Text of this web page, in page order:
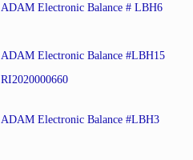
ADAM Electronic Balance # LBH6
ADAM Electronic Balance #LBH15
RI2020000660
ADAM Electronic Balance #LBH3